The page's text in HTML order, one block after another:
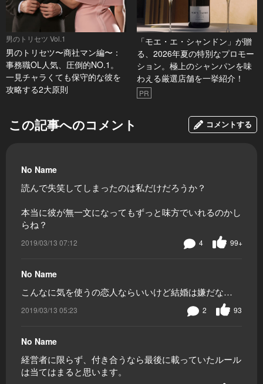
男のトリセツ Vol.1
男のトリセツ〜商社マン編〜：
事務職OL人気、圧倒的NO.1。
一見チャラくても保守的な彼を
攻略する2大原則
「モエ・エ・シャンドン」が贈
る、2026年夏の特別なプロモー
ション。極上のシャンパンを味
わえる厳選店舗を一挙紹介！
PR
この記事へのコメント コメントする
No Name
読んで失笑してしまったのは私だけだろうか？
本当に彼が無一文になってもずっと味方でいれるのかし
らね？
2019/03/13 07:12 99+
4
No Name
こんなに気を使うの恋人ならいいけど結婚は嫌だな…
2019/03/13 05:23 93
2
No Name
経営者に限らず、付き合うなら最後に載っていたルール
は当てはまると思います。